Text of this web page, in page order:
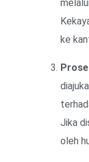
ke
Jika
oleh